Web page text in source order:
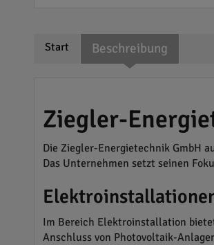
Start Beschreibung
Ziegler-
Die Ziegler-Energietechnik GmbH
Das Unternehmen setzt seinen
Im Bereich Elektroinstallation
Anschluss von Photovoltaik-